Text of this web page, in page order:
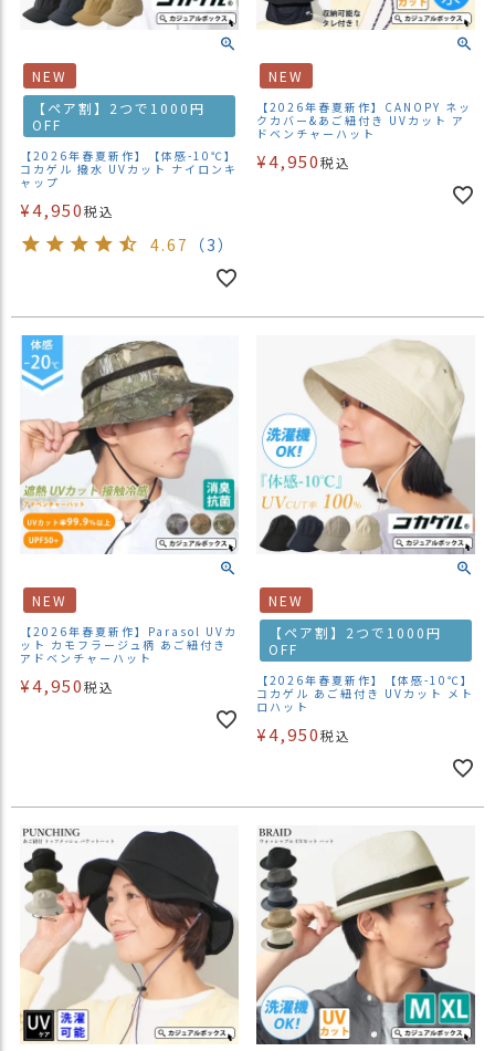
NEW
【ペア割】2つで1000円
OFF
【2026年春夏新作】【体感-10℃】
コカゲル 撥水 UVカット ナイロンキ
ャップ
¥4,950税込
4.67 （3）
NEW
【2026年春夏新作】CANOPY ネッ
クカバー&あご紐付き UVカット ア
ドベンチャーハット
¥4,950税込
NEW
【2026年春夏新作】Parasol UVカ
ット カモフラージュ柄 あご紐付き
アドベンチャーハット
¥4,950税込
NEW
【ペア割】2つで1000円
OFF
【2026年春夏新作】【体感-10℃】
コカゲル あご紐付き UVカット メト
ロハット
¥4,950税込